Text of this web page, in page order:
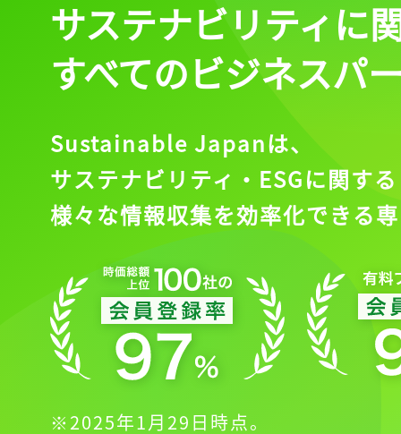
サステナビリティに
すべてのビジネスパ
Sustainable Japanは、
サステナビリティ・ESGに関する
様々な情報収集を効率化できる
※2025年1月29日時点。